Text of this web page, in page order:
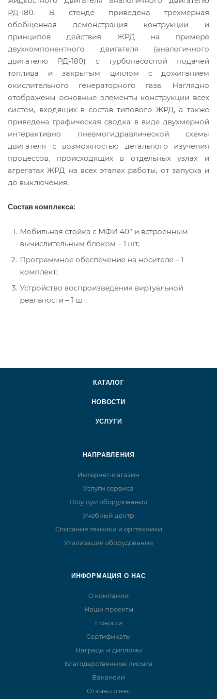
РД-180. В стенде приведена трехмерная
обобщенная демонстрация контрукции и
принципов действия ЖРД на примере
двухкомпонентного двигателя (аналогичного
двигателю РД-180) с турбонасосной подачей
топлива и закрытым циклом с дожиганием
окислительного генераторного газа. Наглядно
отображены основные элементы конструкции всех
систем, входящих в состав типового ЖРД, а также
приведена графическая сводка в виде двухмерной
интерактивно пневмогидравлической схемы
двигателя с возможностью детального изучения
процессов, происходящих в отдельных узлах и
агрегатах ЖРД на всех этапах работы, от запуска и
до выключения.
Состав комплекса:
Мобильная стойка с МФИ 40” и встроенным
вычислительным блоком – 1 шт;
Программное обеспечение на носителе – 1
комплект;
Устройство воспроизведения виртуальной
реальности – 1 шт.
КАТАЛОГ
НОВОСТИ
УСЛУГИ
НАПРАВЛЕНИЯ
Интернет-магазин
Услуги сервиса
Шоу рум оборудования
Учебный центр
Списание техники и оргтехники
Утилизация оборудования
ИНФОРМАЦИЯ О НАС
О компании
Наши проекты
Новости
Сертификаты
Награды и дипломы
Благодарственные письма
Вакансии
Отзывы о нас